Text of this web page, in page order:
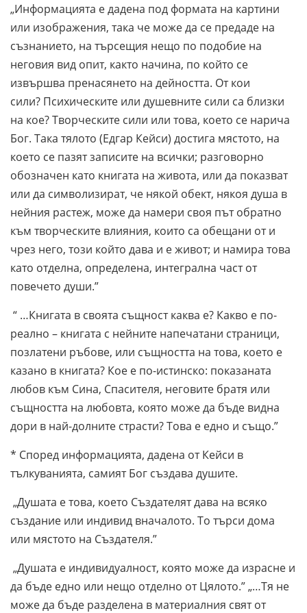
„Информацията е дадена под формата на картини
или изображения, така че може да се предаде на
съзнанието, на търсещия нещо по подобие на
неговия вид опит, както начина, по който се
извършва пренасянето на дейността. От кои
сили? Психическите или душевните сили са близки
на кое? Творческите сили или това, което се нарича
Бог. Така тялото (Едгар Кейси) достига мястото, на
което се пазят записите на всички; разговорно
обозначен като книгата на живота, или да показват
или да символизират, че някой обект, някоя душа в
нейния растеж, може да намери своя път обратно
към творческите влияния, които са обещани от и
чрез него, този който дава и е живот; и намира това
като отделна, определена, интегрална част от
повечето души.”
“ …Книгата в своята същност каква е? Какво е по-
реално – книгата с нейните напечатани страници,
позлатени ръбове, или същността на това, което е
казано в книгата? Кое е по-истинско: показаната
любов към Сина, Спасителя, неговите братя или
същността на любовта, която може да бъде видна
дори в най-долните страсти? Това е едно и също.”
* Според информацията, дадена от Кейси в
тълкуванията, самият Бог създава душите.
„Душата е това, което Създателят дава на всяко
създание или индивид вначалото. То търси дома
или мястото на Създателя.”
„Душата е индивидуалност, която може да израсне и
да бъде едно или нещо отделно от Цялото.” „…Тя не
може да бъде разделена в материалния свят от